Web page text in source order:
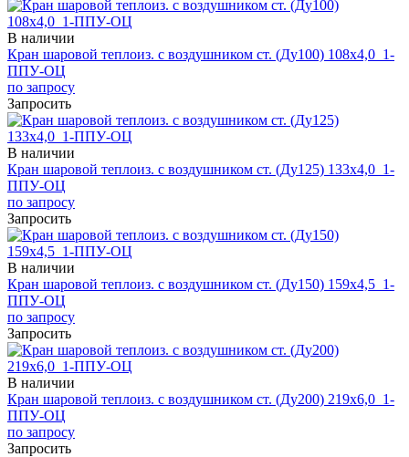
В наличии
Кран шаровой теплоиз. с воздушником ст. (Ду100) 108х4,0_1-
ППУ-ОЦ
по запросу
Запросить
В наличии
Кран шаровой теплоиз. с воздушником ст. (Ду125) 133х4,0_1-
ППУ-ОЦ
по запросу
Запросить
В наличии
Кран шаровой теплоиз. с воздушником ст. (Ду150) 159х4,5_1-
ППУ-ОЦ
по запросу
Запросить
В наличии
Кран шаровой теплоиз. с воздушником ст. (Ду200) 219х6,0_1-
ППУ-ОЦ
по запросу
Запросить